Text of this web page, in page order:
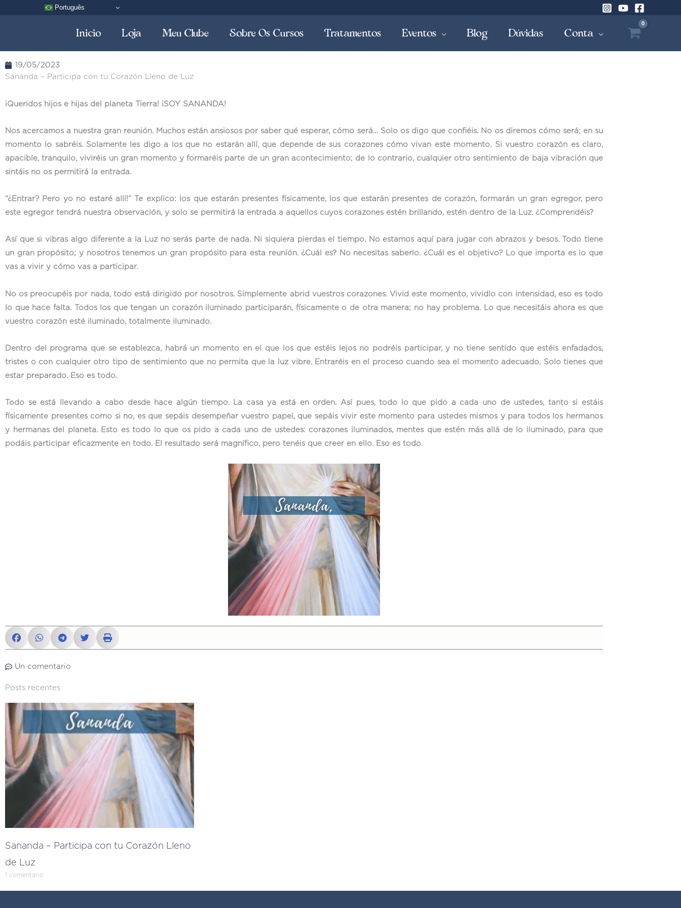
Português
Inicio Loja Meu Clube Sobre Os Cursos Tratamentos Eventos Blog Dúvidas Conta
19/05/2023
Sananda – Participa con tu Corazón Lleno de Luz
¡Queridos hijos e hijas del planeta Tierra! ¡SOY SANANDA!
Nos acercamos a nuestra gran reunión. Muchos están ansiosos por saber qué esperar, cómo será… Solo os digo que confiéis. No os diremos cómo será; en su
momento lo sabréis. Solamente les digo a los que no estarán allí, que depende de sus corazones cómo vivan este momento. Si vuestro corazón es claro,
apacible, tranquilo, viviréis un gran momento y formaréis parte de un gran acontecimiento; de lo contrario, cualquier otro sentimiento de baja vibración que
sintáis no os permitirá la entrada.
“¿Entrar? Pero yo no estaré allí!” Te explico: los que estarán presentes físicamente, los que estarán presentes de corazón, formarán un gran egregor, pero
este egregor tendrá nuestra observación, y solo se permitirá la entrada a aquellos cuyos corazones estén brillando, estén dentro de la Luz. ¿Comprendéis?
Así que si vibras algo diferente a la Luz no serás parte de nada. Ni siquiera pierdas el tiempo. No estamos aquí para jugar con abrazos y besos. Todo tiene
un gran propósito; y nosotros tenemos un gran propósito para esta reunión. ¿Cuál es? No necesitas saberlo. ¿Cuál es el objetivo? Lo que importa es lo que
vas a vivir y cómo vas a participar.
No os preocupéis por nada, todo está dirigido por nosotros. Simplemente abrid vuestros corazones. Vivid este momento, vividlo con intensidad, eso es todo
lo que hace falta. Todos los que tengan un corazón iluminado participarán, físicamente o de otra manera; no hay problema. Lo que necesitáis ahora es que
vuestro corazón esté iluminado, totalmente iluminado.
Dentro del programa que se establezca, habrá un momento en el que los que estéis lejos no podréis participar, y no tiene sentido que estéis enfadados,
tristes o con cualquier otro tipo de sentimiento que no permita que la luz vibre. Entraréis en el proceso cuando sea el momento adecuado. Solo tienes que
estar preparado. Eso es todo.
Todo se está llevando a cabo desde hace algún tiempo. La casa ya está en orden. Así pues, todo lo que pido a cada uno de ustedes, tanto si estáis
físicamente presentes como si no, es que sepáis desempeñar vuestro papel, que sepáis vivir este momento para ustedes mismos y para todos los hermanos
y hermanas del planeta. Esto es todo lo que os pido a cada uno de ustedes: corazones iluminados, mentes que estén más allá de lo iluminado, para que
podáis participar eficazmente en todo. El resultado será magnífico, pero tenéis que creer en ello. Eso es todo.
Un comentario
Posts recentes
Sananda – Participa con tu Corazón Lleno
de Luz
1 comentario